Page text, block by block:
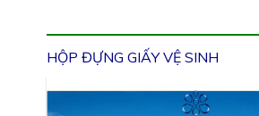
HỘP ĐỰNG GIẤY VỆ SINH